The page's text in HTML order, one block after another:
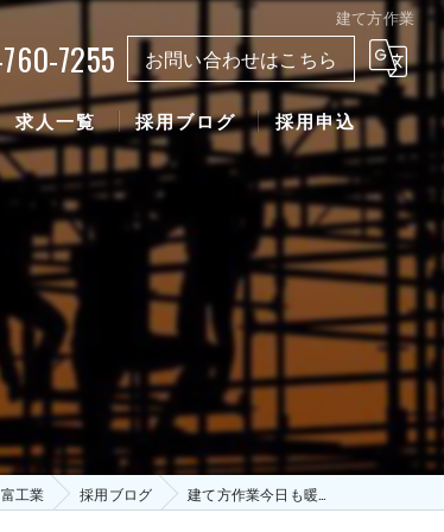
建て方作業
7255 お問い合わせはこちら
求人一覧 採用ブログ 採用申込
工業 採用ブログ 建て方作業今日も暖…